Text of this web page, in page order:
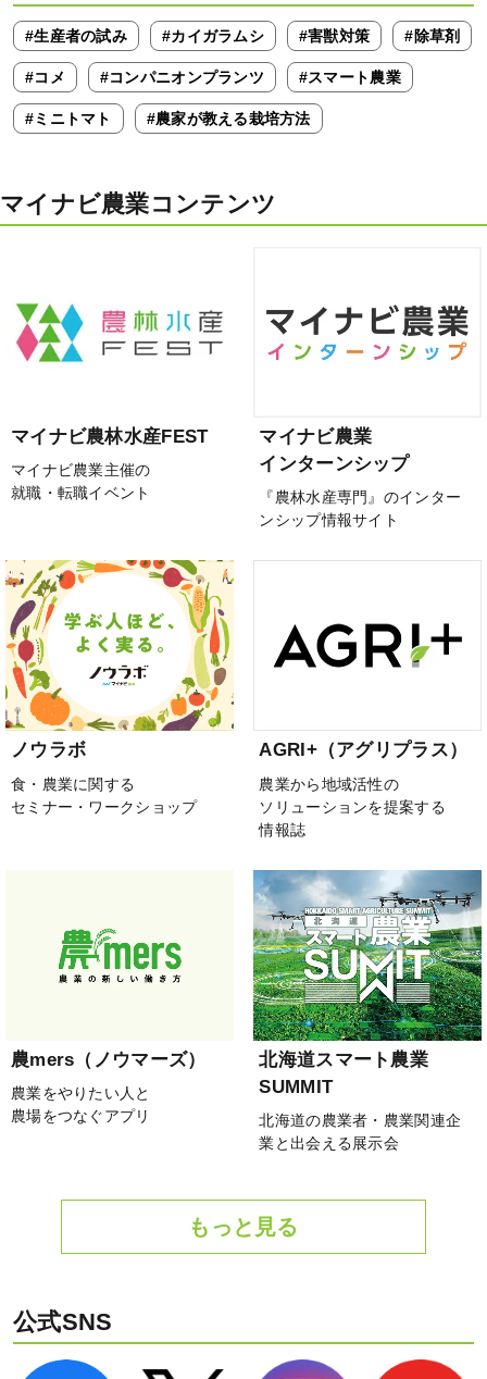
#生産者の試み #カイガラムシ #害獣対策 #除草剤
#コメ #コンパニオンプランツ #スマート農業
#ミニトマト #農家が教える栽培方法
マイナビ農業コンテンツ
マイナビ農林水産FEST
マイナビ農業主催の
就職・転職イベント
マイナビ農業
インターンシップ
『農林水産専門』のインター
ンシップ情報サイト
ノウラボ
食・農業に関する
セミナー・ワークショップ
AGRI+（アグリプラス）
農業から地域活性の
ソリューションを提案する
情報誌
農mers（ノウマーズ）
農業をやりたい人と
農場をつなぐアプリ
北海道スマート農業
SUMMIT
北海道の農業者・農業関連企
業と出会える展示会
もっと見る
公式SNS